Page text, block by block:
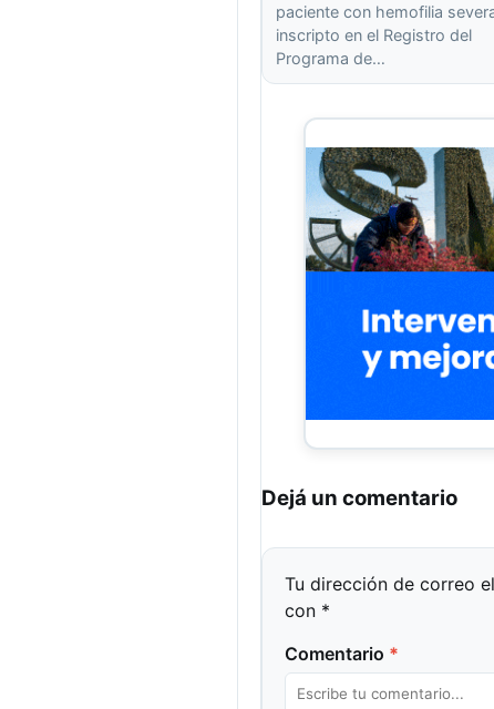
paciente con hemofilia
inscripto en el Registro del
Programa de…
Dejá un comentario
Tu dirección de correo
con *
Comentario *